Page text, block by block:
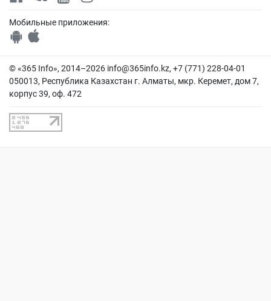
Мобильные приложения:
© «365 Info», 2014–2026 info@365info.kz, +7 (771) 228-04-01
050013, Республика Казахстан г. Алматы, мкр. Керемет, дом 7,
корпус 39, оф. 472